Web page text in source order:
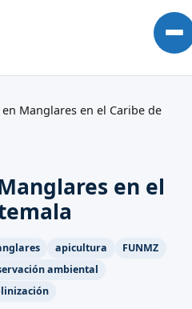
Manglares en el Caribe de
en el
apicultura
FUNMZ
ambiental